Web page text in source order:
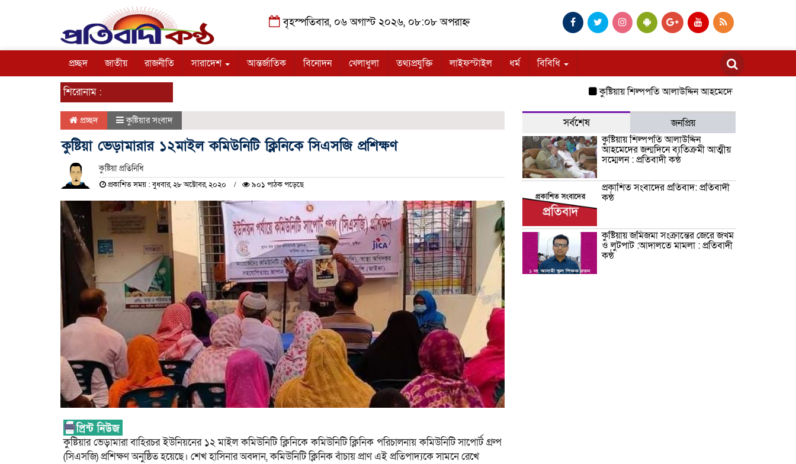
বৃহস্পতিবার, ০৬ অগাস্ট ২০২৬, ০৮:০৮ অপরাহ্ন
প্রচ্ছদ জাতীয় রাজনীতি সারাদেশ আন্তর্জাতিক বিনোদন খেলাধুলা তথ্যপ্রযুক্তি লাইফস্টাইল ধর্ম বিবিধি
শিরোনাম : কুষ্টিয়ায় শিল্পপতি আলাউদ্দিন আহমেদের জন্মদিনে ব্যতিক্রমী
প্রচ্ছদ কুষ্টিয়ার সংবাদ
কুষ্টিয়া ভেড়ামারার ১২মাইল কমিউনিটি ক্লিনিকে সিএসজি প্রশিক্ষণ
কুষ্টিয়া প্রতিনিধি
প্রকাশিত সময় : বুধবার, ২৮ অক্টোবর, ২০২০ ৯০১ পাঠক পড়েছে
কুষ্টিয়ার ভেড়ামারা বাহিরচর ইউনিয়নের ১২ মাইল কমিউনিটি ক্লিনিকে কমিউনিটি ক্লিনিক পরিচালনায় কমিউনিটি সাপোর্ট গ্রুপ
(সিএসজি) প্রশিক্ষণ অনুষ্ঠিত হয়েছে। শেখ হাসিনার অবদান, কমিউনিটি ক্লিনিক বাঁচায় প্রাণ এই প্রতিপাদ্যকে সামনে রেখে
সর্বশেষ
জনপ্রিয়
কুষ্টিয়ায় শিল্পপতি আলাউদ্দিন
আহমেদের জন্মদিনে ব্যতিক্রমী আত্মীয়
সম্মেলন : প্রতিবাদী কন্ঠ
প্রকাশিত সংবাদের প্রতিবাদ: প্রতিবাদী
কন্ঠ
কুষ্টিয়ায় জমিজমা সংক্রান্তের জেরে জখম
ও লুটপাট :আদালতে মামলা : প্রতিবাদী
কন্ঠ